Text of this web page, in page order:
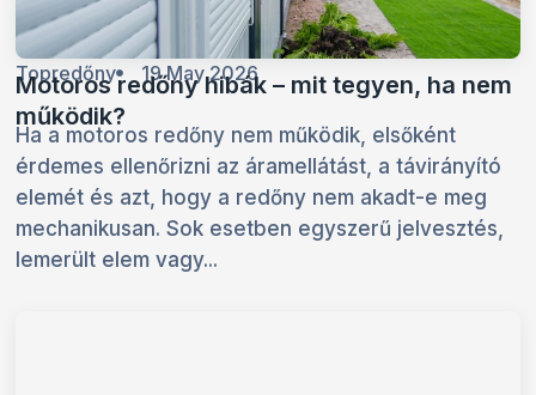
Topredőny 19 May 2026
Motoros redőny hibák – mit tegyen, ha nem
működik?
Ha a motoros redőny nem működik, elsőként
érdemes ellenőrizni az áramellátást, a távirányító
elemét és azt, hogy a redőny nem akadt-e meg
mechanikusan. Sok esetben egyszerű jelvesztés,
lemerült elem vagy...